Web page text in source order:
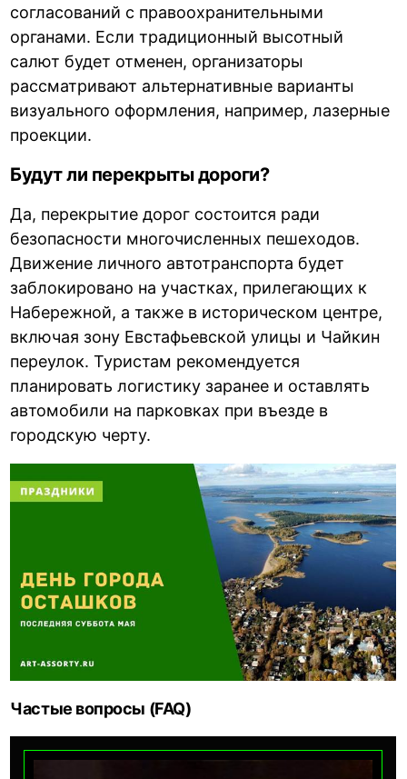
согласований с правоохранительными
органами. Если традиционный высотный
салют будет отменен, организаторы
рассматривают альтернативные варианты
визуального оформления, например, лазерные
проекции.
Будут ли перекрыты дороги?
Да, перекрытие дорог состоится ради
безопасности многочисленных пешеходов.
Движение личного автотранспорта будет
заблокировано на участках, прилегающих к
Набережной, а также в историческом центре,
включая зону Евстафьевской улицы и Чайкин
переулок. Туристам рекомендуется
планировать логистику заранее и оставлять
автомобили на парковках при въезде в
городскую черту.
Частые вопросы (FAQ)